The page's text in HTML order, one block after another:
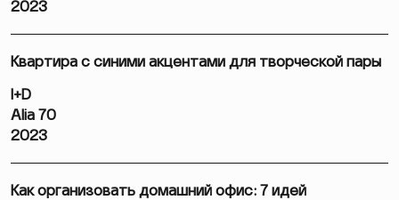
2023
Квартира с синими акцентами для творческой пары
I+D
Alia 70
2023
Как организовать домашний офис: 7 идей